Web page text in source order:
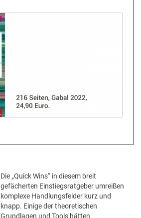
Die „Quick Wins“ in diesem breit
gefächerten Einstiegsratgeber umreißen
komplexe Handlungsfelder kurz und
knapp. Einige der theoretischen
Grundlagen und Tools hätten